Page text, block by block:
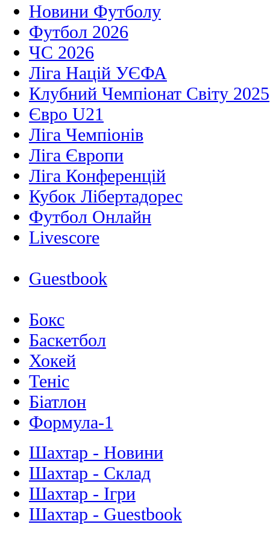
Новини Футболу
Футбол 2026
ЧС 2026
Ліга Націй УЄФА
Клубний Чемпіонат Світу 2025
Євро U21
Ліга Чемпіонів
Ліга Європи
Ліга Конференцій
Кубок Лібертадорес
Футбол Онлайн
Livescore
Guestbook
Бокс
Баскетбол
Хокей
Теніс
Біатлон
Формула-1
Шахтар - Новини
Шахтар - Склад
Шахтар - Ігри
Шахтар - Guestbook